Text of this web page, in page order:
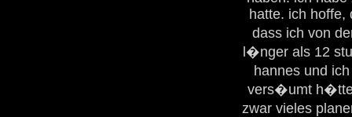
hatte. ich hoffe,
dass ich von
l�nger als 12
hannes und
vers�umt
zwar vieles